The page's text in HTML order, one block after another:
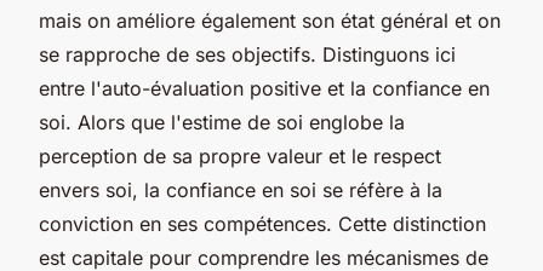
mais on améliore également son état général et on
se rapproche de ses objectifs. Distinguons ici
entre l'auto-évaluation positive et la confiance en
soi. Alors que l'estime de soi englobe la
perception de sa propre valeur et le respect
envers soi, la confiance en soi se réfère à la
conviction en ses compétences. Cette distinction
est capitale pour comprendre les mécanismes de